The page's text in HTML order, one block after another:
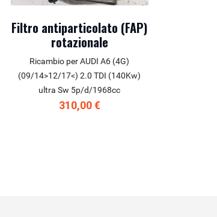
Filtro antiparticolato (FAP)
rotazionale
Ricambio per AUDI A6 (4G)
(09/14>12/17<) 2.0 TDI (140Kw)
ultra Sw 5p/d/1968cc
310,00 €